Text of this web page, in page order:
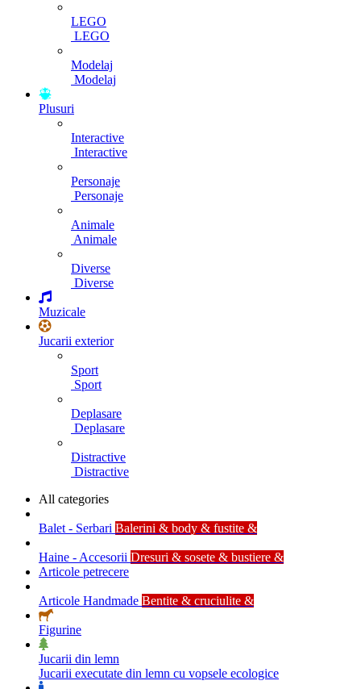
LEGO
LEGO
Modelaj
Modelaj
Plusuri
Interactive
Interactive
Personaje
Personaje
Animale
Animale
Diverse
Diverse
Muzicale
Jucarii exterior
Sport
Sport
Deplasare
Deplasare
Distractive
Distractive
All categories
Balet - Serbari Balerini & body & fustite &
Haine - Accesorii Dresuri & sosete & bustiere &
Articole petrecere
Articole Handmade Bentite & cruciulite &
Figurine
Jucarii din lemn
Jucarii executate din lemn cu vopsele ecologice